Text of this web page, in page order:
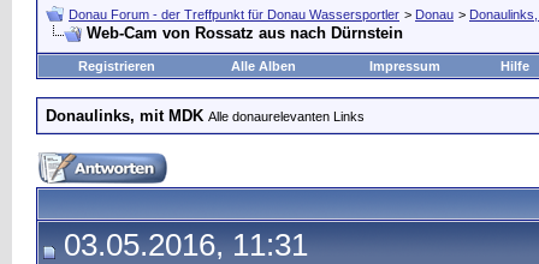
Donau Forum - der Treffpunkt für Donau Wassersportler > Donau >
Web-Cam von Rossatz aus nach Dürnstein
Registrieren Alle Alben Impressum Hilfe
Donaulinks, mit MDK Alle donaurelevanten Links
03.05.2016, 11:31